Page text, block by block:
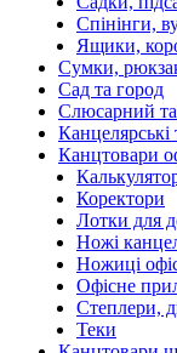
Спінінги,
Ящики,
Сумки,
Сад та город
Слюсарний та
Канцелярські
Канцтовари
Коректори
Лотки для
Ножі
Ножиці
Офісне
Степлери,
Теки